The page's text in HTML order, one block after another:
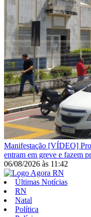
Manifestação [VÍDEO]
entram em greve e fazem
06/08/2026 às 11:42
Últimas Notícias
RN
Natal
Política